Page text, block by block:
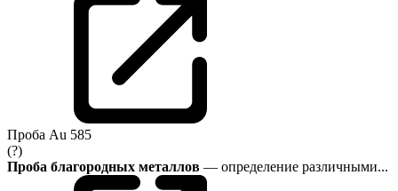
Проба Au 585
(?)
Проба благородных металлов — определение различными...